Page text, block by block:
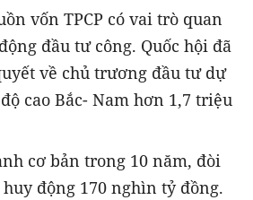
vốn TPCP có vai trò quan
đầu tư công. Quốc hội đã
về chủ trương đầu tư dự
cao Bắc- Nam hơn 1,7 triệu
cơ bản trong 10 năm, đòi
động 170 nghìn tỷ đồng.